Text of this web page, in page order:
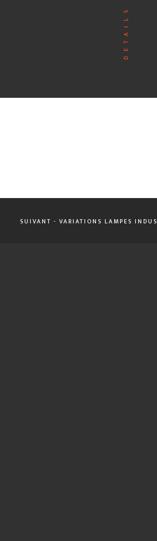
SUIVANT - VARIATIONS LAMPES INDUS